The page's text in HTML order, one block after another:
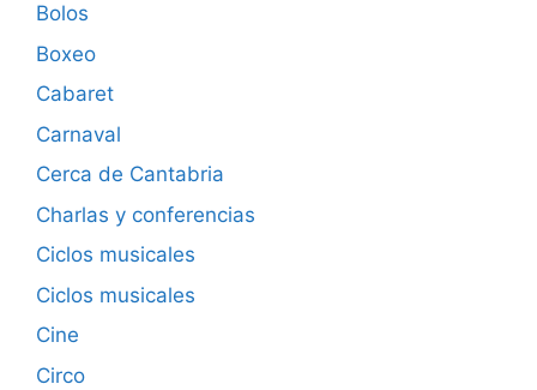
Bolos
Boxeo
Cabaret
Carnaval
Cerca de Cantabria
Charlas y conferencias
Ciclos musicales
Ciclos musicales
Cine
Circo